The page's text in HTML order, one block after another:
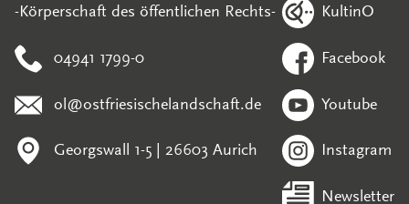
-Körperschaft des öffentlichen Rechts-
04941 1799-0
ol@ostfriesischelandschaft.de
Georgswall 1-5 | 26603 Aurich
KultinO
Facebook
Youtube
Instagram
Newsletter